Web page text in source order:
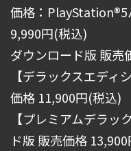
価格：PlayStation®5
9,990円(税込)
ダウンロード版 販売
【デラックスエディ
価格 11,900円(税込)
【プレミアムデラッ
ド版 販売価格